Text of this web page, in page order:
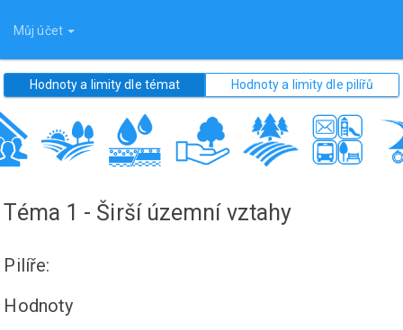
Můj účet
Hodnoty a limity dle témat Hodnoty a limity dle pilířů
Téma 1 - Širší územní vztahy
Pilíře:
Hodnoty